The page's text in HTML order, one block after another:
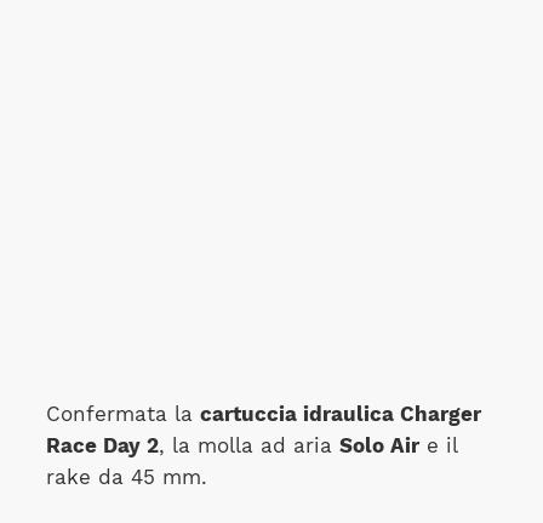
Confermata la cartuccia idraulica Charger
Race Day 2, la molla ad aria Solo Aire il
rake da 45 mm.